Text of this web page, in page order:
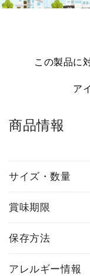
この製品に
ア
商品情報
サイズ・数量
賞味期限
保存方法
アレルギー情報